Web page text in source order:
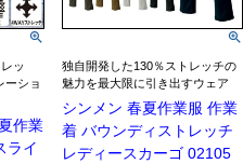
ッ
ーショ
作業
ライ
独自開発した130％ストレッチの
魅力を最大限に引き出すウェア
シンメン 春夏作業服 作業
着 バウンディストレッチ
レディースカーゴ 02105